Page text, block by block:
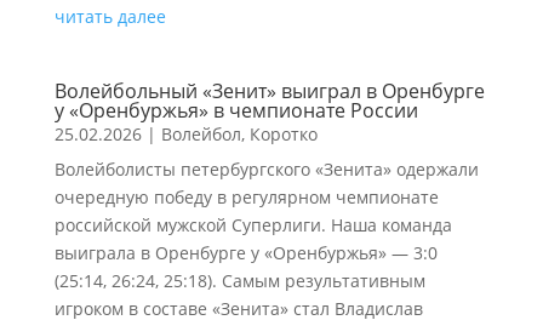
читать далее
Волейбольный «Зенит» выиграл в Оренбурге
у «Оренбуржья» в чемпионате России
25.02.2026| Волейбол, Коротко
Волейболисты петербургского «Зенита» одержали
очередную победу в регулярном чемпионате
российской мужской Суперлиги. Наша команда
выиграла в Оренбурге у «Оренбуржья» — 3:0
(25:14, 26:24, 25:18). Самым результативным
игроком в составе «Зенита» стал Владислав